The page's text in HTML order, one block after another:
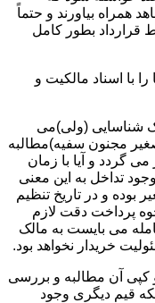
همراه بیاورند و حتماً
قرارداد بطور کامل
با اسناد مالکیت و
شناسایی (ولی)می
مجنون سفیه)مطالبه
گردد و آیا با زمان
تداخل به این معنی
بوده و در تاریخ تنظیم
پرداخت دقت لازم
می بایست به مالک
خریدار نخواهد بود.
کپی آن مطالبه و بررسی
قیم دیگری وجود